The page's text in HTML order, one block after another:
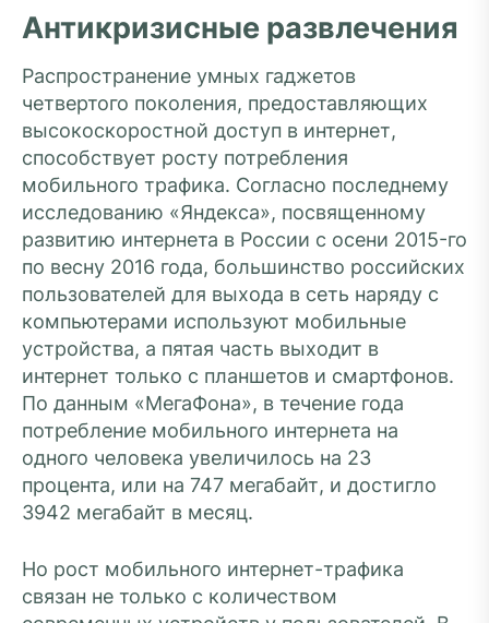
Антикризисные развлечения
Распространение умных гаджетов
четвертого поколения, предоставляющих
высокоскоростной доступ в интернет,
способствует росту потребления
мобильного трафика. Согласно последнему
исследованию «Яндекса», посвященному
развитию интернета в России с осени 2015-го
по весну 2016 года, большинство российских
пользователей для выхода в сеть наряду с
компьютерами используют мобильные
устройства, а пятая часть выходит в
интернет только с планшетов и смартфонов.
По данным «МегаФона», в течение года
потребление мобильного интернета на
одного человека увеличилось на 23
процента, или на 747 мегабайт, и достигло
3942 мегабайт в месяц.
Но рост мобильного интернет-трафика
связан не только с количеством